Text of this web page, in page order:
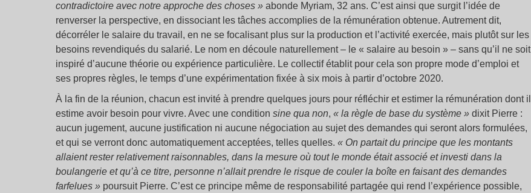
contradictoire avec notre approche des choses » abonde Myriam, 32 ans. C’est ainsi que surgit l’idée de
renverser la perspective, en dissociant les tâches accomplies de la rémunération obtenue. Autrement dit,
décorréler le salaire du travail, en ne se focalisant plus sur la production et l’activité exercée, mais plutôt sur les
besoins revendiqués du salarié. Le nom en découle naturellement – le « salaire au besoin » – sans qu’il ne soit
inspiré d’aucune théorie ou expérience particulière. Le collectif établit pour cela son propre mode d’emploi et
ses propres règles, le temps d’une expérimentation fixée à six mois à partir d’octobre 2020.
À la fin de la réunion, chacun est invité à prendre quelques jours pour réfléchir et estimer la rémunération dont il
estime avoir besoin pour vivre. Avec une condition sine qua non, « la règle de base du système » dixit Pierre :
aucun jugement, aucune justification ni aucune négociation au sujet des demandes qui seront alors formulées,
et qui se verront donc automatiquement acceptées, telles quelles. « On partait du principe que les montants
allaient rester relativement raisonnables, dans la mesure où tout le monde était associé et investi dans la
boulangerie et qu’à ce titre, personne n’allait prendre le risque de couler la boîte en faisant des demandes
farfelues » poursuit Pierre. C’est ce principe même de responsabilité partagée qui rend l’expérience possible,